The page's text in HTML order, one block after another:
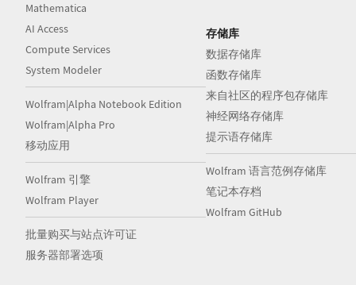
Mathematica
AI Access
Compute Services
System Modeler
Wolfram|Alpha Notebook Edition
Wolfram|Alpha Pro
移动应用
Wolfram 引擎
Wolfram Player
批量购买与站点许可证
服务器部署选项
存储库
数据存储库
函数存储库
来自社区的程序包存储库
神经网络存储库
提示语存储库
Wolfram 语言范例存储库
笔记本存档
Wolfram GitHub